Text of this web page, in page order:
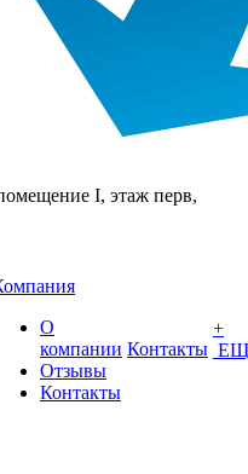
I, этаж перв,
О
компании
Отзывы
Контакты
Контакты
+